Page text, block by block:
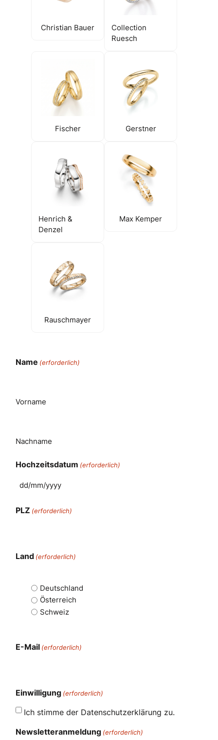
Christian Bauer
Collection
Ruesch
Fischer Gerstner
Henrich &
Denzel
Max Kemper
Rauschmayer
Name (erforderlich)
Vorname
Nachname
Hochzeitsdatum (erforderlich)
PLZ (erforderlich)
Land (erforderlich)
Deutschland
Österreich
Schweiz
E-Mail (erforderlich)
Einwilligung (erforderlich)
Ich stimme der Datenschutzerklärung zu.
Newsletteranmeldung (erforderlich)